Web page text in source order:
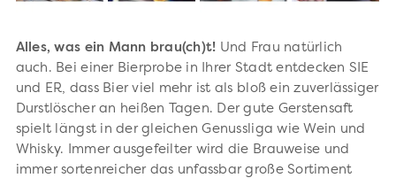
Alles, was ein Mann brau(ch)t! Und Frau natürlich
auch. Bei einer Bierprobe in Ihrer Stadt entdecken SIE
und ER, dass Bier viel mehr ist als bloß ein zuverlässiger
Durstlöscher an heißen Tagen. Der gute Gerstensaft
spielt längst in der gleichen Genussliga wie Wein und
Whisky. Immer ausgefeilter wird die Brauweise und
immer sortenreicher das unfassbar große Sortiment